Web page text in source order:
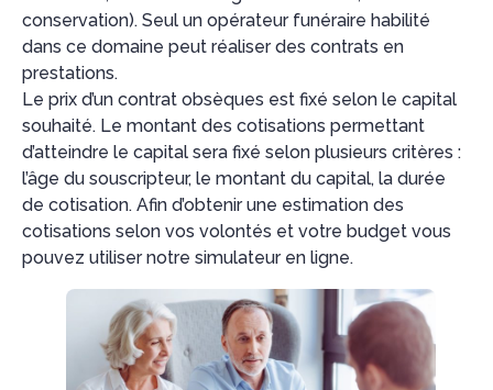
conservation). Seul un opérateur funéraire habilité
dans ce domaine peut réaliser des contrats en
prestations.
Le prix d’un contrat obsèques est fixé selon le capital
souhaité. Le montant des cotisations permettant
d’atteindre le capital sera fixé selon plusieurs critères :
l’âge du souscripteur, le montant du capital, la durée
de cotisation. Afin d’obtenir une estimation des
cotisations selon vos volontés et votre budget vous
pouvez utiliser notre simulateur en ligne.